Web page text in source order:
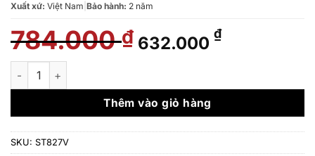
Xuất xứ: Việt Nam Bảo hành: 2 năm
784.000₫ Giá
gốc
784.000 ₫.
632.000 ₫Giá
là:
Giá treo khăn tắm Casaer ST827V số lượng
Thêm vào giỏ hàng
SKU: ST827V